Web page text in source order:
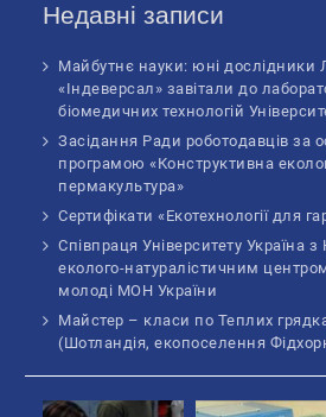
Недавні записи
Майбутнє науки: юні дослідники
«Індеверсал» завітали до
біомедичних технологій
Засідання Ради роботодавців за
програмою «Конструктивна
пермакультура»
Сертифікати «Екотехнології для
Співпраця Університету Україна
еколого-натуралістичним
молоді МОН України
Майстер – класи по Теплих
(Шотландія, екопоселення